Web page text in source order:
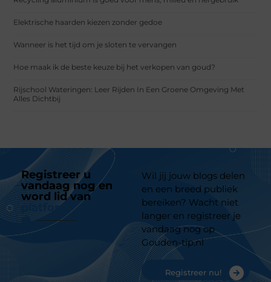
Elektrische haarden kiezen zonder gedoe
Wanneer is het tijd om je sloten te vervangen
Hoe maak ik de beste keuze bij het verkopen van goud?
Rijschool Wateringen: Leer Rijden In Een Groene Omgeving Met
Alles Dichtbij
Registreer u
vandaag nog en
word lid van
platform
Wil jij jouw blogs delen
en een breed publiek
bereiken? Wacht niet
langer en registreer je
vandaag nog op
Gouden-tip.nl
Registreer nu!